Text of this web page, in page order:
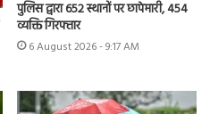
पुलिस द्वारा 652 स्थानों पर छापेमारी, 454
व्यक्ति गिरफ्तार
6 August 2026 - 9:17 AM